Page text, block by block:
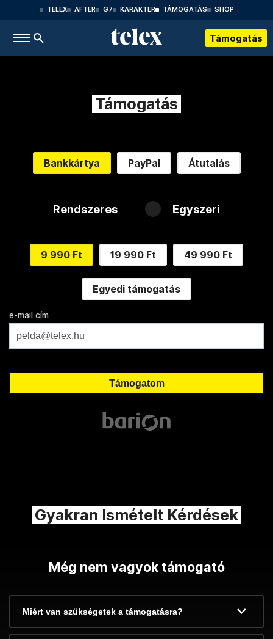
TELEX AFTER G7 KARAKTER TÁMOGATÁS SHOP
Támogatás
Támogatás
Bankkártya PayPal Átutalás
Rendszeres Egyszeri
9 990 Ft 19 990 Ft 49 990 Ft
Egyedi támogatás
e-mail cím
Gyakran Ismételt Kérdések
Még nem vagyok támogató
Miért van szükségetek a támogatásra?